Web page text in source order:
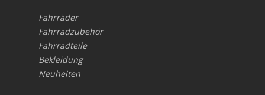
Fahrräder
Fahrradzubehör
Fahrradteile
Bekleidung
Neuheiten